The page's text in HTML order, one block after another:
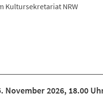
Kultursekretariat NRW
November 2026, 18.00